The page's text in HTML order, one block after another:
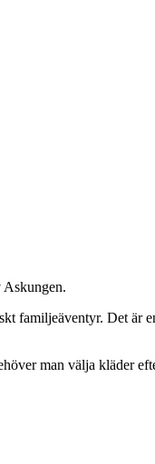
Askungen.
familjeäventyr. Det är
man välja kläder